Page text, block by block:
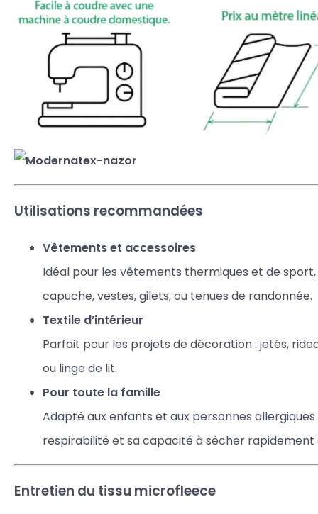
Utilisations recommandées
Vêtements et accessoires
Idéal pour les vêtements thermiques et de
capuche, vestes, gilets, ou tenues de randonnée.
Textile d’intérieur
Parfait pour les projets de décoration : jetés,
ou linge de lit.
Pour toute la famille
Adapté aux enfants et aux personnes
respirabilité et sa capacité à sécher rapidement
Entretien du tissu microfleece